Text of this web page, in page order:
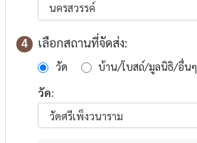
4 เลือกสถานที่จัดส่ง:
วัด
บ้าน/โบสถ์/มูลนิธิ/อื่นๆ
วัด: